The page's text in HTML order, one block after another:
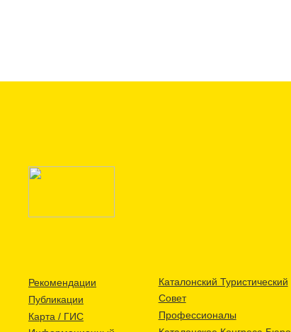
Рекомендации
Публикации
Карта / ГИС
Каталонский Туристический
Совет
Профессионалы